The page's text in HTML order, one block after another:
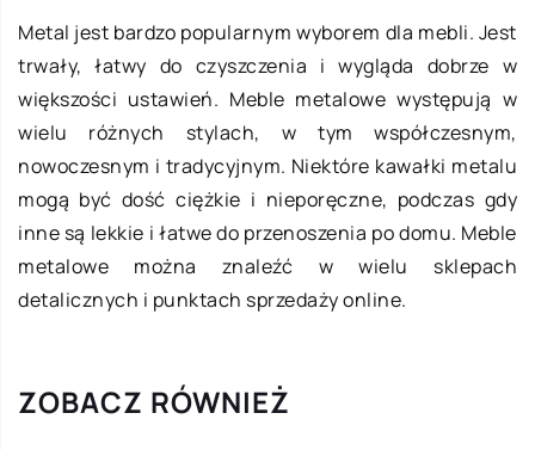
Metal jest bardzo popularnym wyborem dla mebli. Jest
trwały, łatwy do czyszczenia i wygląda dobrze w
większości ustawień. Meble metalowe występują w
wielu różnych stylach, w tym współczesnym,
nowoczesnym i tradycyjnym. Niektóre kawałki metalu
mogą być dość ciężkie i nieporęczne, podczas gdy
inne są lekkie i łatwe do przenoszenia po domu. Meble
metalowe można znaleźć w wielu sklepach
detalicznych i punktach sprzedaży online.
ZOBACZ RÓWNIEŻ